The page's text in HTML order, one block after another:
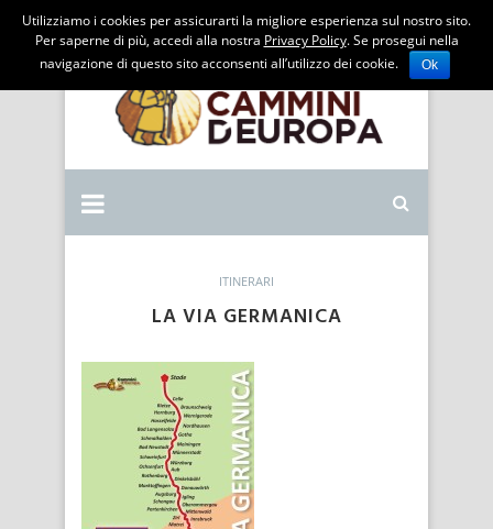
ITINERARI
LA VIA GERMANICA
Utilizziamo i cookies per assicurarti la migliore esperienza sul nostro sito.
Per saperne di più, accedi alla nostra Privacy Policy. Se prosegui nella
navigazione di questo sito acconsenti all’utilizzo dei cookie.
Ok